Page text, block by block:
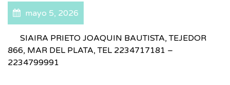
mayo 5, 2026
SIAIRA PRIETO JOAQUIN BAUTISTA, TEJEDOR
866, MAR DEL PLATA, TEL 2234717181 –
2234799991